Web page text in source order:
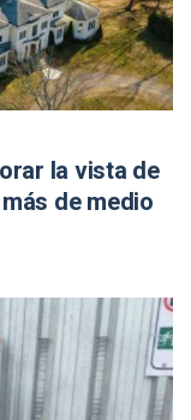
la vista de
de medio